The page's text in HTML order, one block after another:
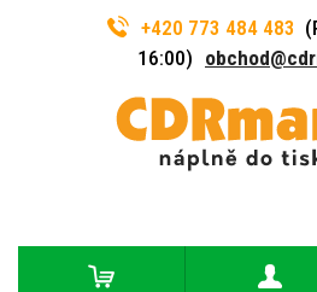
+420 773 484 483
16:00)